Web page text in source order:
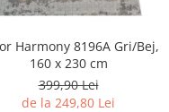
Harmony 8196A Gri/Bej,
160 x 230 cm
399,90 Lei
de la 249,80 Lei